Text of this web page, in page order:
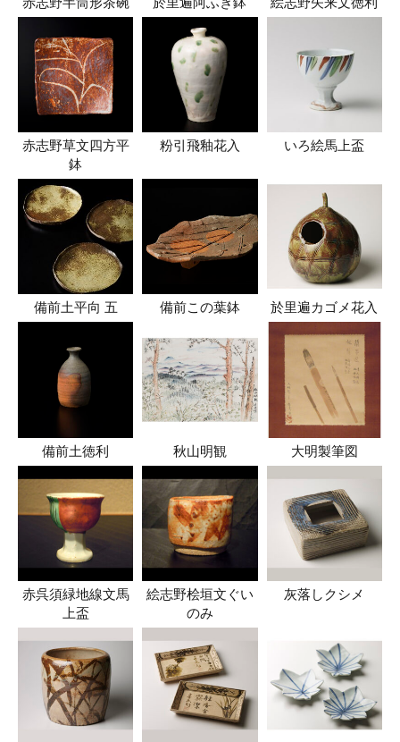
赤志野草文四方平
鉢
粉引飛釉花入 いろ絵馬上盃
備前土平向 五 備前この葉鉢 於里遍カゴメ花入
備前土徳利 秋山明観 大明製筆図
赤呉須緑地線文馬
上盃
絵志野桧垣文ぐい
のみ
灰落しクシメ